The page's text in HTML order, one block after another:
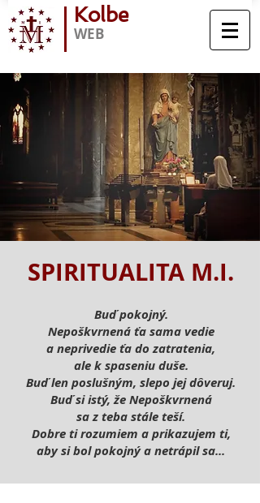
Kolbe
WEB
SPIRITUALITA M.I.
Buď pokojný.
Nepoškvrnená ťa sama vedie
a neprivedie ťa do zatratenia,
ale k spaseniu duše.
Buď len poslušným, slepo jej dôveruj.
Buď si istý, že Nepoškvrnená
sa z teba stále teší.
Dobre ti rozumiem a prikazujem ti,
aby si bol pokojný a netrápil sa...